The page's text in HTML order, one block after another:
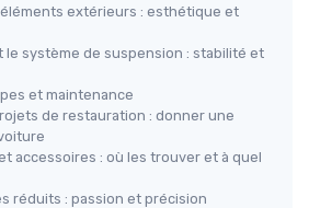
extérieurs : esthétique et
le système de suspension : stabilité et
et maintenance
de restauration : donner une
accessoires : où les trouver et à quel
réduits : passion et précision